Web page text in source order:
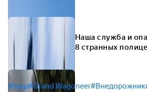
Наша служба и
8 странных
#Jeep#Grand Wagoneer